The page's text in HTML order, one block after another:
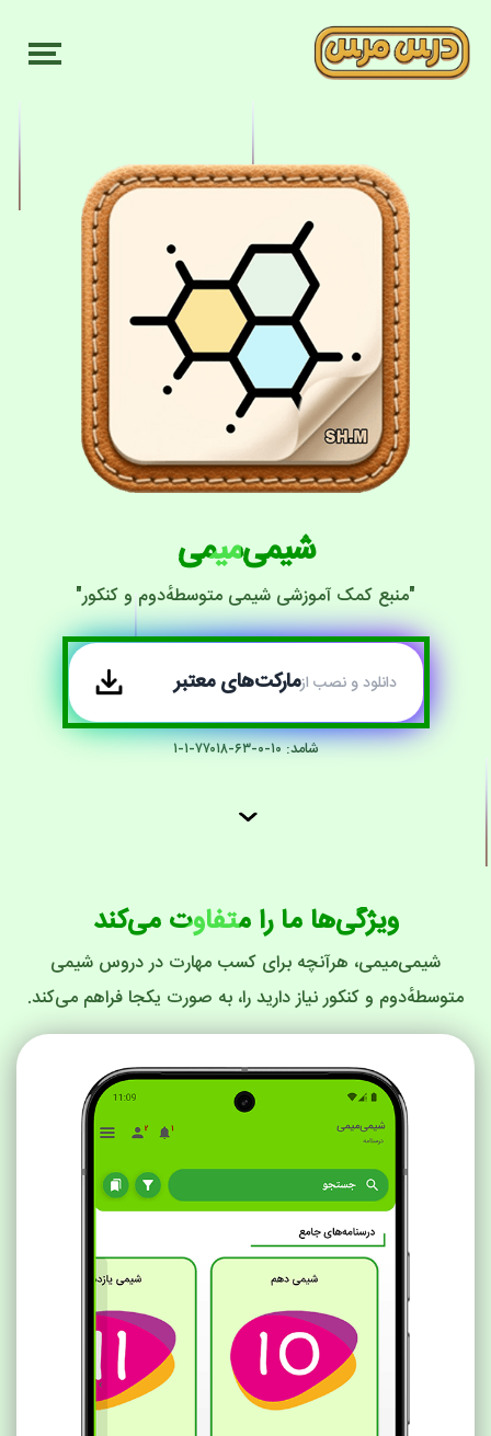
شیمی‌میمی
"منبع کمک آموزشی شیمی متوسطهٔ‌دوم و کنکور"
دانلود و نصب ازمارکت‌های معتبر
شامد: ۱۰-۰-۶۳-۷۷۰۱۸-۱-۱
ویژگی‌ها ما را متفاوت می‌کند
شیمی‌میمی، هرآنچه برای کسب مهارت در دروس شیمی
متوسطهٔ‌دوم و کنکور نیاز دارید را، به صورت یکجا فراهم می‌کند.